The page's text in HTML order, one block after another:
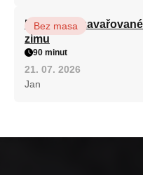
Babiččino
zimu
Bez masa
90 minut
21. 07. 2026
Jan